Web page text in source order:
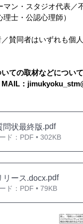
ン・スタジオ代表／
士・公認心理師）
賛同者はいずれも個
ての取材などについ
MAIL：
問状最終版.pdf
ド：PDF • 302KB
リース.docx.pdf
ド：PDF • 79KB